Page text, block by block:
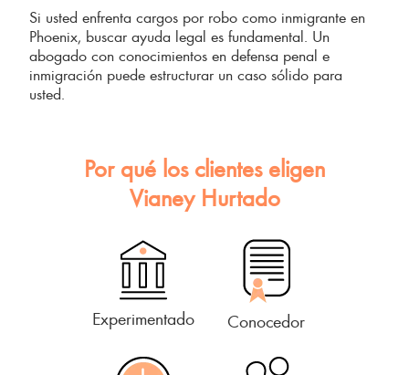
Si usted enfrenta cargos por robo como inmigrante en
Phoenix, buscar ayuda legal es fundamental. Un
abogado con conocimientos en defensa penal e
inmigración puede estructurar un caso sólido para
usted.
Por qué los clientes eligen
Vianey Hurtado
Experimentado Conocedor